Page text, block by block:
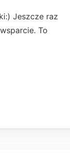
Jeszcze raz
To